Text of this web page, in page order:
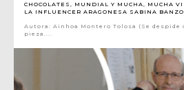
CHOCOLATES, MUNDIAL Y MUCHA, MUCHA
LA INFLUENCER ARAGONESA SABINA BANZO
Autora: Ainhoa Montero Tolosa (Se despide
pieza....